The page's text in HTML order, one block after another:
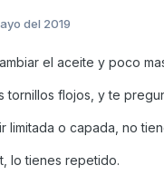
del 2019
el aceite y poco
tornillos flojos, y te
limitada o capada, no
lo tienes repetido.